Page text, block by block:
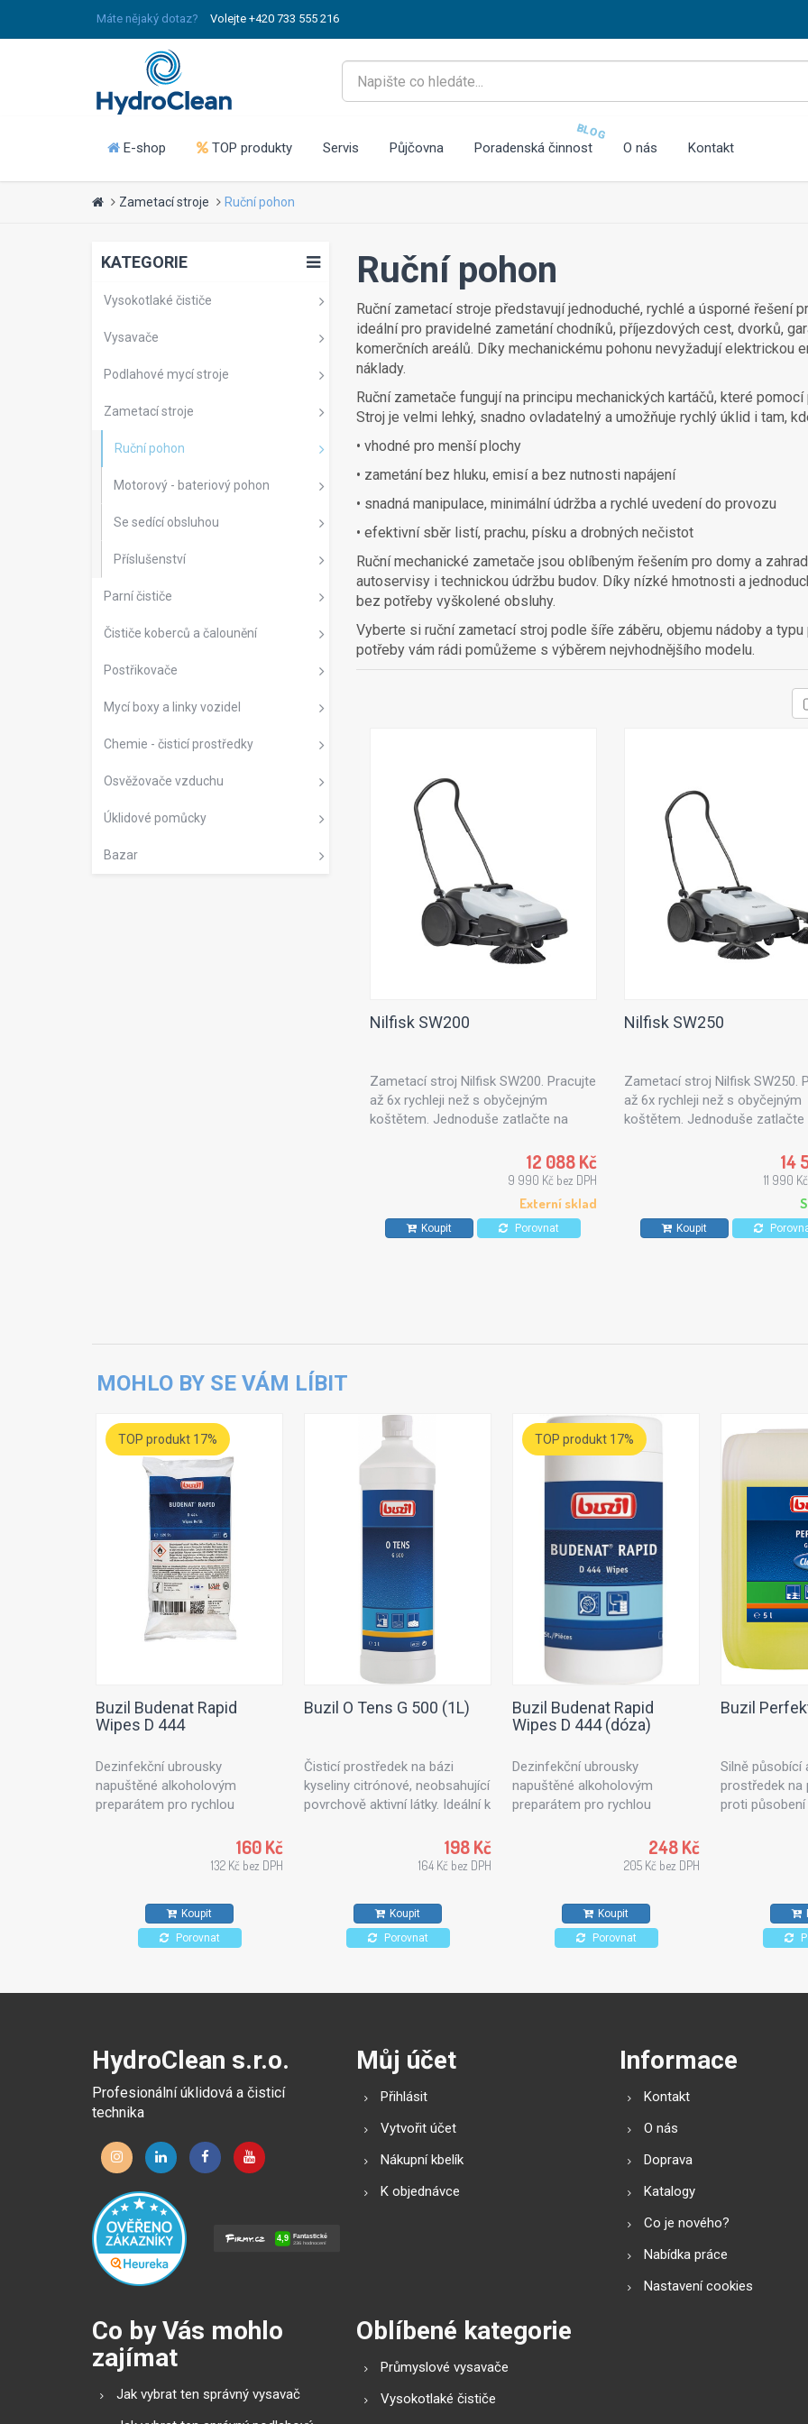
Máte nějaký dotaz? Volejte +420 733 555 216
E-shop TOP produkty Servis Půjčovna Poradenská činnost
BLOG
O nás Kontakt
Zametací stroje Ruční pohon
KATEGORIE
Vysokotlaké čističe
Vysavače
Podlahové mycí stroje
Zametací stroje
Ruční pohon
Motorový - bateriový pohon
Se sedící obsluhou
Příslušenství
Parní čističe
Čističe koberců a čalounění
Postřikovače
Mycí boxy a linky vozidel
Chemie - čisticí prostředky
Osvěžovače vzduchu
Úklidové pomůcky
Bazar
Ruční pohon
Ruční zametací stroje představují jednoduché, rychlé a úsporné řešení
ideální pro pravidelné zametání chodníků, příjezdových cest, dvorků,
komerčních areálů. Díky mechanickému pohonu nevyžadují elektrickou
náklady.
Ruční zametače fungují na principu mechanických kartáčů, které
Stroj je velmi lehký, snadno ovladatelný a umožňuje rychlý úklid i tam,
• vhodné pro menší plochy
• zametání bez hluku, emisí a bez nutnosti napájení
• snadná manipulace, minimální údržba a rychlé uvedení do provozu
• efektivní sběr listí, prachu, písku a drobných nečistot
Ruční mechanické zametače jsou oblíbeným řešením pro domy a
autoservisy i technickou údržbu budov. Díky nízké hmotnosti a
bez potřeby vyškolené obsluhy.
Vyberte si ruční zametací stroj podle šíře záběru, objemu nádoby a
potřeby vám rádi pomůžeme s výběrem nejvhodnějšího modelu.
Nilfisk SW200
Zametací stroj Nilfisk SW200. Pracujte
až 6x rychleji než s obyčejným
koštětem. Jednoduše zatlačte na
uvidíte, jak rychle je možno venkovní i
12 088 Kč
9 990 Kč bez DPH
Externí sklad
Koupit Porovnat
Nilfisk SW250
Zametací stroj Nilfisk SW250.
až 6x rychleji než s obyčejným
koštětem. Jednoduše zatlačte
uvidíte, jak rychle je možno14
11 990
Koupit
MOHLO BY SE VÁM LÍBIT
TOP produkt 17%
Buzil Budenat Rapid
Wipes D 444
Dezinfekční ubrousky
napuštěné alkoholovým
preparátem pro rychlou
potravinářském průmyslu,
povrchů odolných proti
působení alkoholů.
160 Kč
132 Kč bez DPH
Koupit
Porovnat
Buzil O Tens G 500 (1L)
Čisticí prostředek na bázi
kyseliny citrónové, neobsahující
povrchově aktivní látky. Ideální k
nebo čalouněného nábytku.
Vhodný také na kameninové
198 Kč
164 Kč bez DPH
Koupit
Porovnat
TOP produkt 17%
Buzil Budenat Rapid
Wipes D 444 (dóza)
Dezinfekční ubrousky
napuštěné alkoholovým
preparátem pro rychlou
potravinářském průmyslu,
povrchů odolných proti
působení alkoholů.
248 Kč
205 Kč bez DPH
Koupit
Porovnat
Buzil
Silně působící
prostředek na
proti působení
čištění disků
HydroClean s.r.o.
Profesionální úklidová a čisticí
technika
Můj účet
Přihlásit
Vytvořit účet
Nákupní kbelík
K objednávce
Informace
Kontakt
O nás
Doprava
Katalogy
Co je nového?
Nabídka práce
Nastavení cookies
Co by Vás mohlo
zajímat
Jak vybrat ten správný vysavač
Oblíbené kategorie
Průmyslové vysavače
Vysokotlaké čističe